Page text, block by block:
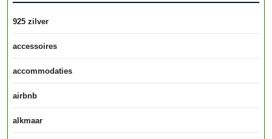
925 zilver
accessoires
accommodaties
airbnb
alkmaar